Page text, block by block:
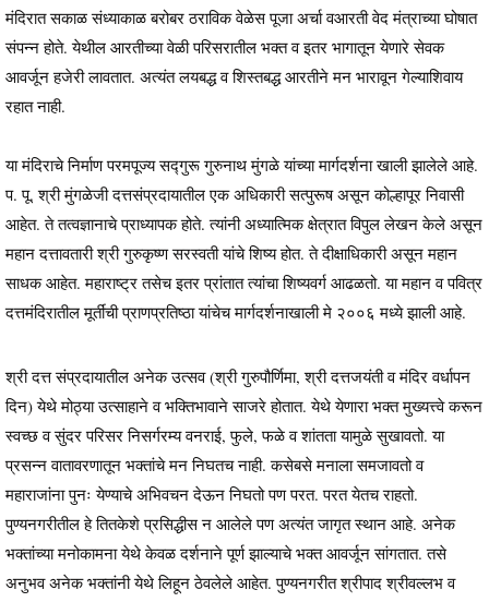
मंदिरात सकाळ संध्याकाळ बरोबर ठराविक वेळेस पूजा अर्चा वआरती वेद मंत्राच्या घोषात
संपन्न होते. येथील आरतीच्या वेळी परिसरातील भक्त व इतर भागातून येणारे सेवक
आवर्जून हजेरी लावतात. अत्यंत लयबद्ध व शिस्तबद्ध आरतीने मन भारावून गेल्याशिवाय
रहात नाही.
या मंदिराचे निर्माण परमपूज्य सद्गुरू गुरुनाथ मुंगळे यांच्या मार्गदर्शना खाली झालेले आहे.
प. पू. श्री मुंगळेजी दत्तसंप्रदायातील एक अधिकारी सत्पुरूष असून कोल्हापूर निवासी
आहेत. ते तत्वज्ञानाचे प्राध्यापक होते. त्यांनी अध्यात्मिक क्षेत्रात विपुल लेखन केले असून
महान दत्तावतारी श्री गुरुकृष्ण सरस्वती यांचे शिष्य होत. ते दीक्षाधिकारी असून महान
साधक आहेत. महाराष्ट्र तसेच इतर प्रांतात त्यांचा शिष्यवर्ग आढळतो. या महान व पवित्र
दत्तमंदिरातील मूर्तींची प्राणप्रतिष्ठा यांचेच मार्गदर्शनाखाली मे २००६ मध्ये झाली आहे.
श्री दत्त संप्रदायातील अनेक उत्सव (श्री गुरुपौर्णिमा, श्री दत्तजयंती व मंदिर वर्धापन
दिन) येथे मोठ्या उत्साहाने व भक्तिभावाने साजरे होतात. येथे येणारा भक्त मुख्यत्त्वे करून
स्वच्छ व सुंदर परिसर निसर्गरम्य वनराई, फुले, फळे व शांतता यामुळे सुखावतो. या
प्रसन्न वातावरणातून भक्तांचे मन निघतच नाही. कसेबसे मनाला समजावतो व
महाराजांना पुनः येण्याचे अभिवचन देऊन निघतो पण परत. परत येतच राहतो.
पुण्यनगरीतील हे तितकेशे प्रसिद्धीस न आलेले पण अत्यंत जागृत स्थान आहे. अनेक
भक्तांच्या मनोकामना येथे केवळ दर्शनाने पूर्ण झाल्याचे भक्त आवर्जून सांगतात. तसे
अनुभव अनेक भक्तांनी येथे लिहून ठेवलेले आहेत. पुण्यनगरीत श्रीपाद श्रीवल्लभ व